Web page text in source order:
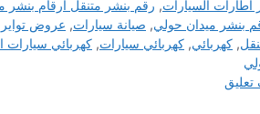
اطارات السيارات, رقم بنشر متنقل ارقام بنشر
بنشر ميدان حولي, صيانة سيارات, عروض
, كهربائي, كهربائي سيارات, كهربائي سيارات